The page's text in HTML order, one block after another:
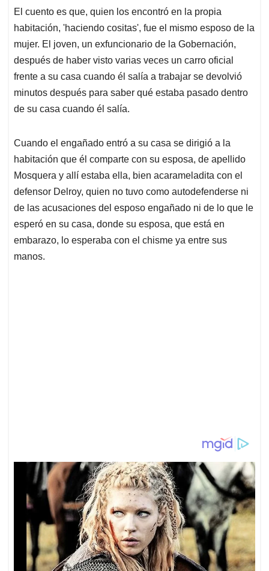
El cuento es que, quien los encontró en la propia
habitación, 'haciendo cositas', fue el mismo esposo de la
mujer. El joven, un exfuncionario de la Gobernación,
después de haber visto varias veces un carro oficial
frente a su casa cuando él salía a trabajar se devolvió
minutos después para saber qué estaba pasado dentro
de su casa cuando él salía.
Cuando el engañado entró a su casa se dirigió a la
habitación que él comparte con su esposa, de apellido
Mosquera y allí estaba ella, bien acarameladita con el
defensor Delroy, quien no tuvo como autodefenderse ni
de las acusaciones del esposo engañado ni de lo que le
esperó en su casa, donde su esposa, que está en
embarazo, lo esperaba con el chisme ya entre sus
manos.